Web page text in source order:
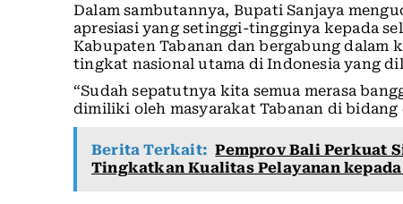
Dalam sambutannya, Bupati Sanjaya
apresiasi yang setinggi-tingginya kepada
Kabupaten Tabanan dan bergabung dalam
tingkat nasional utama di Indonesia yang
“Sudah sepatutnya kita semua merasa
dimiliki oleh masyarakat Tabanan di bidang
Berita Terkait: Pemprov Bali Perkuat
Tingkatkan Kualitas Pelayanan